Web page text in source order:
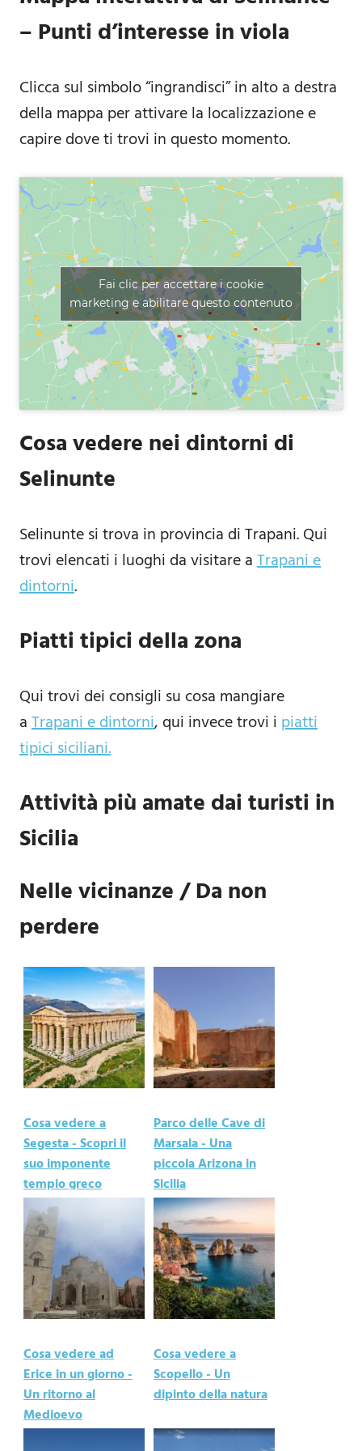
– Punti d’interesse in viola
Clicca sul simbolo “ingrandisci” in alto a destra
della mappa per attivare la localizzazione e
capire dove ti trovi in questo momento.
Fai clic per accettare i cookie
marketing e abilitare questo contenuto
Cosa vedere nei dintorni di
Selinunte
Selinunte si trova in provincia di Trapani. Qui
trovi elencati i luoghi da visitare aTrapani e
dintorni.
Piatti tipici della zona
Qui trovi dei consigli su cosa mangiare
aTrapani e dintorni, qui invece trovi i piatti
tipici siciliani.
Attività più amate dai turisti in
Sicilia
Nelle vicinanze / Da non
perdere
Cosa vedere a
Segesta - Scopri il
suo imponente
tempio greco
Parco delle Cave di
Marsala - Una
piccola Arizona in
Sicilia
Cosa vedere ad
Erice in un giorno -
Un ritorno al
Medioevo
Cosa vedere a
Scopello - Un
dipinto della natura